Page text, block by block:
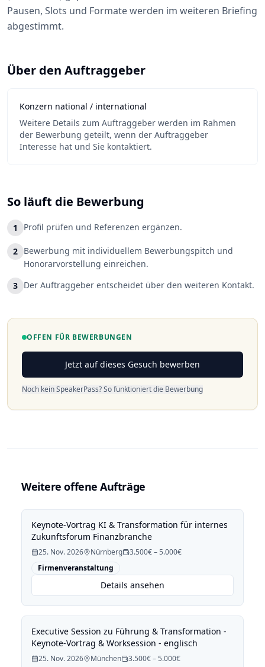
Pausen, Slots und Formate werden im weiteren Briefing
abgestimmt.
Über den Auftraggeber
Konzern national / international
Weitere Details zum Auftraggeber werden im Rahmen
der Bewerbung geteilt, wenn der Auftraggeber
Interesse hat und Sie kontaktiert.
So läuft die Bewerbung
1 Profil prüfen und Referenzen ergänzen.
2 Bewerbung mit individuellem Bewerbungspitch und
Honorarvorstellung einreichen.
3 Der Auftraggeber entscheidet über den weiteren Kontakt.
OFFEN FÜR BEWERBUNGEN
Jetzt auf dieses Gesuch bewerben
Noch kein SpeakerPass? So funktioniert die Bewerbung
Weitere offene Aufträge
Keynote-Vortrag KI & Transformation für internes
Zukunftsforum Finanzbranche
25. Nov. 2026 Nürnberg
3.500€ – 5.000€
Firmenveranstaltung
Details ansehen
Executive Session zu Führung & Transformation -
Keynote-Vortrag & Worksession - englisch
25. Nov. 2026 München
3.500€ – 5.000€